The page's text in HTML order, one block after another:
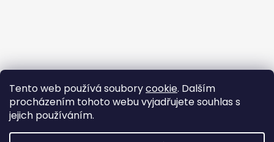
Tento web používá souborycookie. Dalším
procházením tohoto webu vyjadřujete souhlas s
jejich používáním.